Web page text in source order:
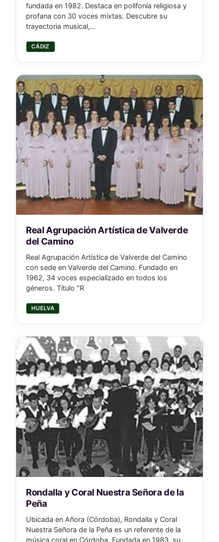
fundada en 1982. Destaca en polifonía religiosa y
profana con 30 voces mixtas. Descubre su
trayectoria musical,...
CÁDIZ
Real Agrupación Artística de Valverde
del Camino
Real Agrupación Artística de Valverde del Camino
con sede en Valverde del Camino. Fundado en
1962, 34 voces especializado en todos los
géneros. Título "R
HUELVA
Rondalla y Coral Nuestra Señora de la
Peña
Ubicada en Añora (Córdoba), Rondalla y Coral
Nuestra Señora de la Peña es un referente de la
música coral en Córdoba. Fundada en 1983, su